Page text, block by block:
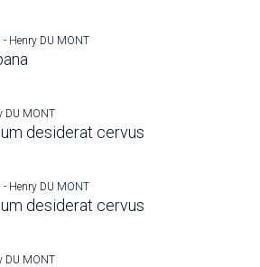
- Henry DU MONT
DU MONT
desiderat cervus
- Henry DU MONT
desiderat cervus
DU MONT